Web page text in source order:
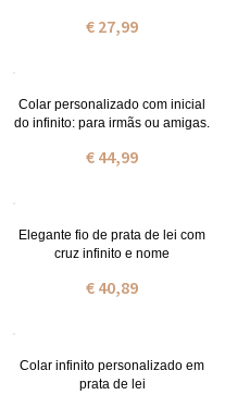
€ 27,99
Colar personalizado com inicial
do infinito: para irmãs ou amigas.
€ 44,99
Elegante fio de prata de lei com
cruz infinito e nome
€ 40,89
Colar infinito personalizado em
prata de lei